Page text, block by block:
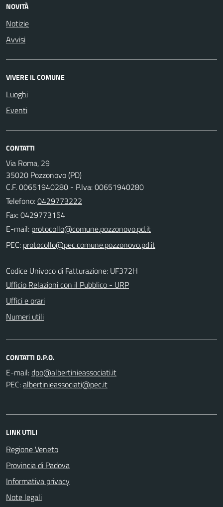
NOVITÀ
Notizie
Avvisi
VIVERE IL COMUNE
Luoghi
Eventi
CONTATTI
Via Roma, 29
35020 Pozzonovo (PD)
C.F. 00651940280 - P.Iva: 00651940280
Telefono:0429773222
Fax: 0429773154
E-mail:
PEC:
Codice Univoco di Fatturazione: UF372H
Ufficio Relazioni con il Pubblico - URP
Uffici e orari
Numeri utili
CONTATTI D.P.O.
E-mail:
PEC:
LINK UTILI
Regione Veneto
Provincia di Padova
Informativa privacy
Note legali